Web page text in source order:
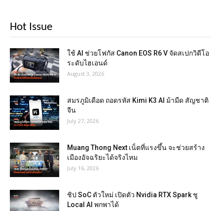
Hot Issue
ใช้ AI ช่วยโฟกัส Canon EOS R6 V จัดสเปกวิดีโอ
ระดับไฮเอนด์
August 3, 2026
สมรภูมิเดือด ถอดรหัส Kimi K3 AI ม้ามืด สัญชาติ
จีน
July 27, 2026
Muang Thong Next เน็ตที่แรงขึ้น จะช่วยสร้าง
เมืองอัจฉริยะได้จริงไหม
July 16, 2026
ชิป SoC ตัวใหม่ เปิดตัว Nvidia RTX Spark ชู
Local AI พกพาได้